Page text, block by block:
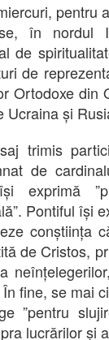
pentru
în nordul
de
de
Ortodoxe din
Ucraina și
trimis
de
exprimă
Pontiful își
conștiința
de Cristos,
În fine, se mai
”pentru
lucrărilor și